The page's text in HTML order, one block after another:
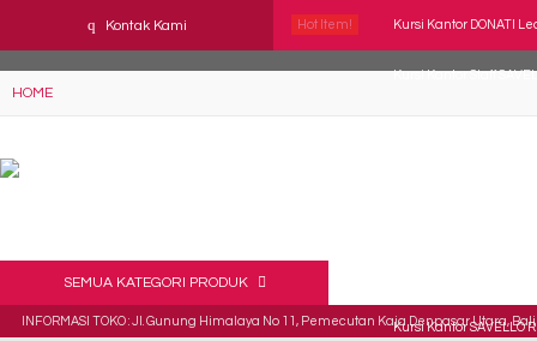
q Kontak Kami Hot Item! Kursi Kantor DONATI
Kursi Kantor Staff
Kursi Kantor SAVELLO
HOME
SEMUA KATEGORI PRODUK
INFORMASI TOKO : Jl. Gunung Himalaya No 11, Pemecutan Kaja Denpasar Utara, Bali